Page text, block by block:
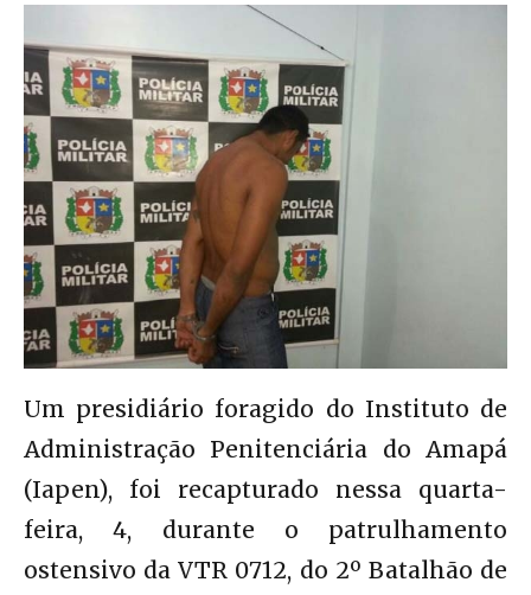
Um presidiário foragido do Instituto de
Administração Penitenciária do Amapá
(Iapen), foi recapturado nessa quarta-
feira, 4, durante o patrulhamento
ostensivo da VTR 0712, do 2º Batalhão de